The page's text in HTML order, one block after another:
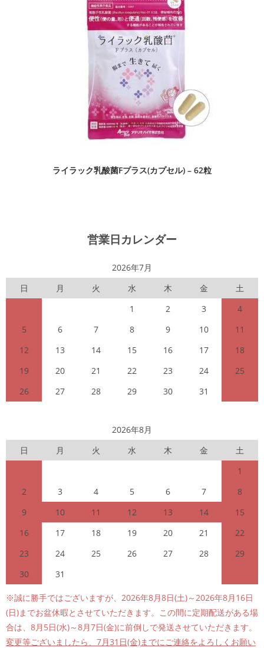
ライラック乳酸菌Fプラス(カプセル) – 62粒
営業日カレンダー
2026年7月
日
月 火 水 木 金
土
1
2 3
4
5
6 7 8 9 10
11
12
13 14 15 16 17
18
19
20 21 22 23 24
25
26
27 28 29 30 31
2026年8月
日
月 火 水 木 金
土
1
2
3 4 5 6 7
8
9
10 11 12 13 14
15
16
17 18 19 20 21
22
23
24 25 26 27 28
29
30
31
※誠に勝手ではございますが、2026年8月8日(土)～2026年8月16日
(日)までお盆休暇とさせていただきます。この間に定期配送がある場
合は、8月5日(水)～8月7日(金)に前倒しで発送させていただきます。
変更等ございましたら、7月31日(金)までにご連絡をよろしくお願い